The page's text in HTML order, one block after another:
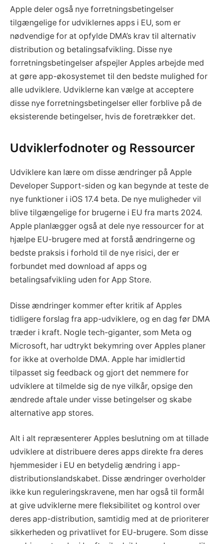
Apple deler også nye forretningsbetingelser
tilgængelige for udviklernes apps i EU, som er
nødvendige for at opfylde DMA’s krav til alternativ
distribution og betalingsafvikling. Disse nye
forretningsbetingelser afspejler Apples arbejde med
at gøre app-økosystemet til den bedste mulighed for
alle udviklere. Udviklerne kan vælge at acceptere
disse nye forretningsbetingelser eller forblive på de
eksisterende betingelser, hvis de foretrækker det.
Udviklerfodnoter og Ressourcer
Udviklere kan lære om disse ændringer på Apple
Developer Support-siden og kan begynde at teste de
nye funktioner i iOS 17.4 beta. De nye muligheder vil
blive tilgængelige for brugerne i EU fra marts 2024.
Apple planlægger også at dele nye ressourcer for at
hjælpe EU-brugere med at forstå ændringerne og
bedste praksis i forhold til de nye risici, der er
forbundet med download af apps og
betalingsafvikling uden for App Store.
Disse ændringer kommer efter kritik af Apples
tidligere forslag fra app-udviklere, og en dag før DMA
træder i kraft. Nogle tech-giganter, som Meta og
Microsoft, har udtrykt bekymring over Apples planer
for ikke at overholde DMA. Apple har imidlertid
tilpasset sig feedback og gjort det nemmere for
udviklere at tilmelde sig de nye vilkår, opsige den
ændrede aftale under visse betingelser og skabe
alternative app stores.
Alt i alt repræsenterer Apples beslutning om at tillade
udviklere at distribuere deres apps direkte fra deres
hjemmesider i EU en betydelig ændring i app-
distributionslandskabet. Disse ændringer overholder
ikke kun reguleringskravene, men har også til formål
at give udviklerne mere fleksibilitet og kontrol over
deres app-distribution, samtidig med at de prioriterer
sikkerheden og privatlivet for EU-brugere. Som disse